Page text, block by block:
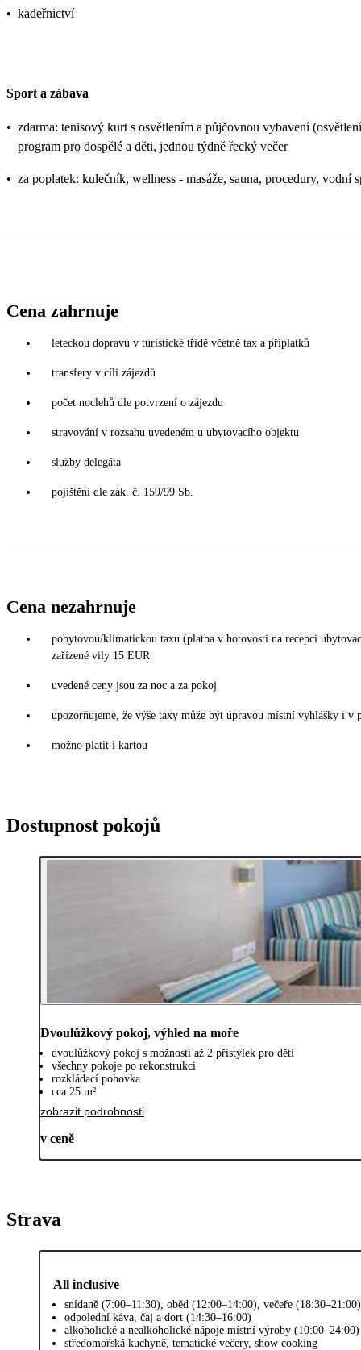
• kadeřnictví
Sport a zábava
• zdarma: tenisový kurt s osvětlením a půjčovnou vybavení
program pro dospělé a děti, jednou týdně řecký večer
• za poplatek: kulečník, wellness - masáže, sauna, procedury, vodní
Cena zahrnuje
leteckou dopravu v turistické třídě včetně tax a příplatků
transfery v cíli zájezdů
počet noclehů dle potvrzení o zájezdu
stravování v rozsahu uvedeném u ubytovacího objektu
služby delegáta
pojištění dle zák. č. 159/99 Sb.
Cena nezahrnuje
pobytovou/klimatickou taxu (platba v hotovosti na recepci
zařízené vily 15 EUR
uvedené ceny jsou za noc a za pokoj
upozorňujeme, že výše taxy může být úpravou místní vyhlášky i
možno platit i kartou
Dostupnost pokojů
Dvoulůžkový pokoj, výhled na moře
dvoulůžkový pokoj s možností až 2 přistýlek pro děti
všechny pokoje po rekonstrukci
rozkládací pohovka
cca 25 m²
zobrazit podrobnosti
v ceně
Strava
All inclusive
snídaně (7:00–11:30), oběd (12:00–14:00), večeře
odpolední káva, čaj a dort (14:30–16:00)
alkoholické a nealkoholické nápoje místní výroby (10:00–24:00)
středomořská kuchyně, tematické večery, show cooking